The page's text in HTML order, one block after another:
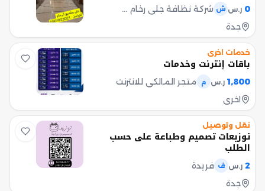
0 ر.س ش
شركة نظافة جلي رخام جدة
جدة
خدمات اخرى
باقات إنترنت وخدمات
1,800 ر.س م
متجر المالكي للانترنت
اخرى
نقل وتوصيل
توزيعات تصميم وطباعة على حسب
الطلب
2 ر.س ف فريدة
جدة